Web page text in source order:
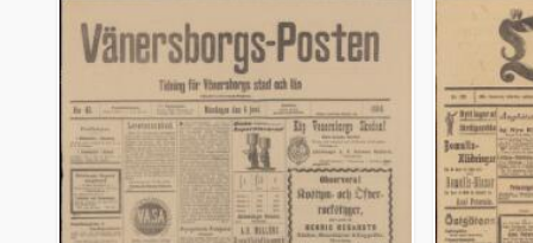
träffar
Nerikestidningen
träffar
Gotlandsposten
träffar
Hvad nytt i dag, Sammandragen upplaga af Stockholmstidningen
1
träffar
Eskilstunakuriren
1
träffar
Dagen (Stockholm : 1896)
1
träffar
Westmanlands allehanda
1
träffar
Södermanlands nyheter
1
träffar
Gefle dagblad
1